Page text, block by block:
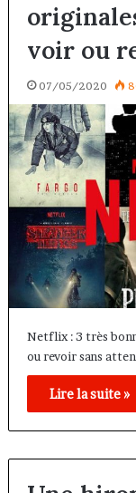
voir ou
07/05/2020
Netflix : 3 très
ou revoir sans
Lire la suite »